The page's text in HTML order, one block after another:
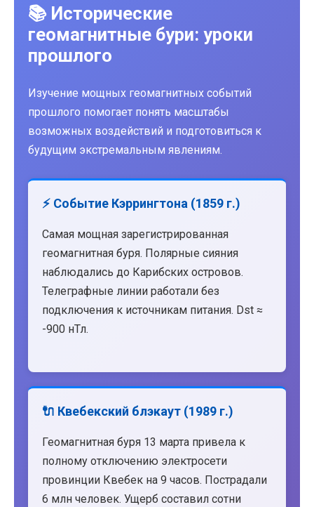
📚 Исторические
геомагнитные бури: уроки
прошлого
Изучение мощных геомагнитных событий
прошлого помогает понять масштабы
возможных воздействий и подготовиться к
будущим экстремальным явлениям.
⚡ Событие Кэррингтона (1859 г.)
Самая мощная зарегистрированная
геомагнитная буря. Полярные сияния
наблюдались до Карибских островов.
Телеграфные линии работали без
подключения к источникам питания. Dst ≈
-900 нТл.
🔌 Квебекский блэкаут (1989 г.)
Геомагнитная буря 13 марта привела к
полному отключению электросети
провинции Квебек на 9 часов. Пострадали
6 млн человек. Ущерб составил сотни